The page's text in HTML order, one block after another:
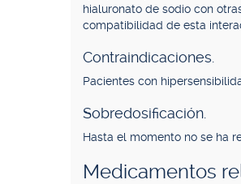
hialuronato de sodio con
compatibilidad de esta
Contraindicaciones.
Pacientes con
Sobredosificación.
Hasta el momento no se ha
Medicamentos